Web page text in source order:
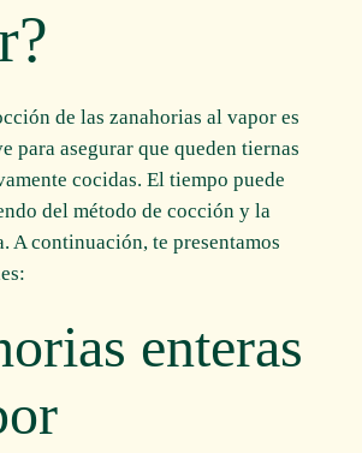
de las zanahorias al vapor es
para asegurar que queden tiernas
cocidas. El tiempo puede
del método de cocción y la
A continuación, te presentamos
enteras